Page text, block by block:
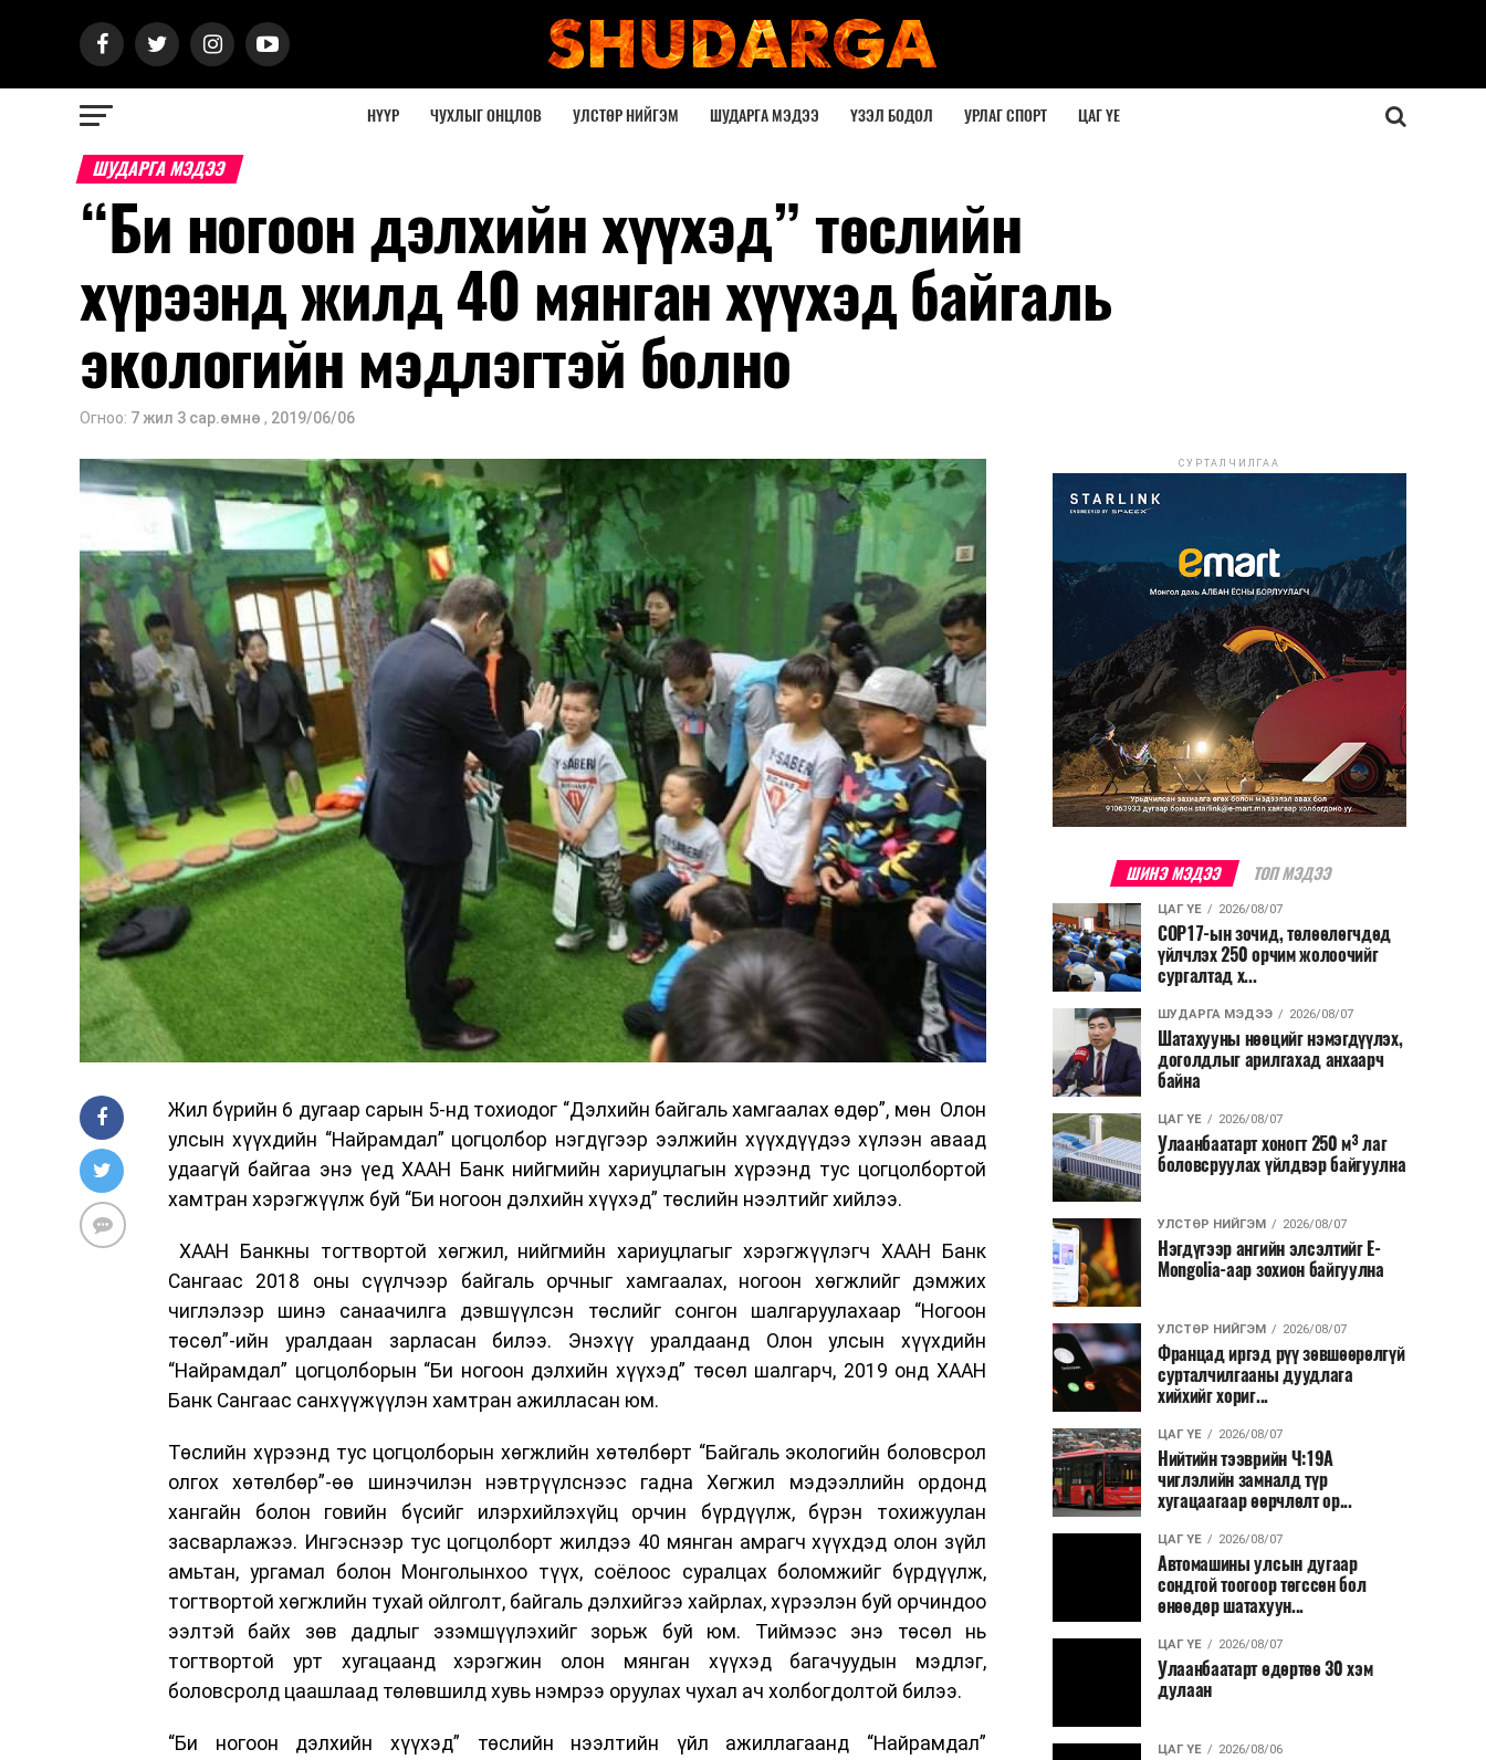
НҮҮР ЧУХЛЫГ ОНЦЛОВ УЛСТӨР НИЙГЭМ ШУДАРГА МЭДЭЭ ҮЗЭЛ БОДОЛ УРЛАГ СПОРТ ЦАГ ҮЕ
ШУДАРГА МЭДЭЭ
“Би ногоон дэлхийн хүүхэд” төслийн
хүрээнд жилд 40 мянган хүүхэд байгаль
экологийн мэдлэгтэй болно
Огноо: 7 жил 3 сар.өмнө , 2019/06/06
Жил бүрийн 6 дугаар сарын 5-нд тохиодог “Дэлхийн байгаль хамгаалах өдөр”, мөн Олон
улсын хүүхдийн “Найрамдал” цогцолбор нэгдүгээр ээлжийн хүүхдүүдээ хүлээн аваад
удаагүй байгаа энэ үед ХААН Банк нийгмийн хариуцлагын хүрээнд тус цогцолбортой
хамтран хэрэгжүүлж буй “Би ногоон дэлхийн хүүхэд” төслийн нээлтийг хийлээ.
ХААН Банкны тогтвортой хөгжил, нийгмийн хариуцлагыг хэрэгжүүлэгч ХААН Банк
Сангаас 2018 оны сүүлчээр байгаль орчныг хамгаалах, ногоон хөгжлийг дэмжих
чиглэлээр шинэ санаачилга дэвшүүлсэн төслийг сонгон шалгаруулахаар “Ногоон
төсөл”-ийн уралдаан зарласан билээ. Энэхүү уралдаанд Олон улсын хүүхдийн
“Найрамдал” цогцолборын “Би ногоон дэлхийн хүүхэд” төсөл шалгарч, 2019 онд ХААН
Банк Сангаас санхүүжүүлэн хамтран ажилласан юм.
Төслийн хүрээнд тус цогцолборын хөгжлийн хөтөлбөрт “Байгаль экологийн боловсрол
олгох хөтөлбөр”-өө шинэчилэн нэвтрүүлснээс гадна Хөгжил мэдээллийн ордонд
хангайн болон говийн бүсийг илэрхийлэхүйц орчин бүрдүүлж, бүрэн тохижуулан
засварлажээ. Ингэснээр тус цогцолборт жилдээ 40 мянган амрагч хүүхдэд олон зүйл
амьтан, ургамал болон Монголынхоо түүх, соёлоос суралцах боломжийг бүрдүүлж,
тогтвортой хөгжлийн тухай ойлголт, байгаль дэлхийгээ хайрлах, хүрээлэн буй орчиндоо
ээлтэй байх зөв дадлыг эзэмшүүлэхийг зорьж буй юм. Тиймээс энэ төсөл нь
тогтвортой урт хугацаанд хэрэгжин олон мянган хүүхэд багачуудын мэдлэг,
боловсролд цаашлаад төлөвшилд хувь нэмрээ оруулах чухал ач холбогдолтой билээ.
“Би ногоон дэлхийн хүүхэд” төслийн нээлтийн үйл ажиллагаанд “Найрамдал”
СУРТАЛЧИЛГАА
ШИНЭ МЭДЭЭ ТОП МЭДЭЭ
ЦАГ ҮЕ 2026/08/07
COP17-ын зочид, төлөөлөгчдөд
үйлчлэх 250 орчим жолоочийг
сургалтад х...
ШУДАРГА МЭДЭЭ 2026/08/07
Шатахууны нөөцийг нэмэгдүүлэх,
доголдлыг арилгахад анхаарч
байна
ЦАГ ҮЕ 2026/08/07
Улаанбаатарт хоногт 250 м³ лаг
боловсруулах үйлдвэр байгуулна
УЛСТӨР НИЙГЭМ 2026/08/07
Нэгдүгээр ангийн элсэлтийг E-
Mongolia-аар зохион байгуулна
УЛСТӨР НИЙГЭМ 2026/08/07
Францад иргэд рүү зөвшөөрөлгүй
сурталчилгааны дуудлага
хийхийг хориг...
ЦАГ ҮЕ 2026/08/07
Нийтийн тээврийн Ч:19А
чиглэлийн замналд түр
хугацаагаар өөрчлөлт ор...
ЦАГ ҮЕ 2026/08/07
Автомашины улсын дугаар
сондгой тоогоор төгссөн бол
өнөөдөр шатахуун...
ЦАГ ҮЕ 2026/08/07
Улаанбаатарт өдөртөө 30 хэм
дулаан
ЦАГ ҮЕ 2026/08/06